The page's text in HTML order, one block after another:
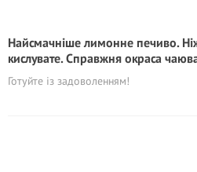
Найсмачніше лимонне печиво.
кислувате. Справжня окраса
Готуйте із задоволенням!